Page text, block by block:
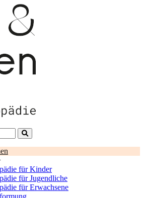
für Kinder
für Jugendliche
für Erwachsene